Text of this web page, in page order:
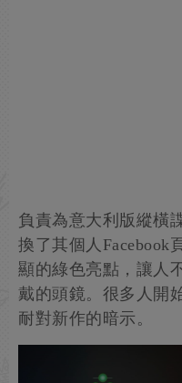
負責為意大利版縱橫
換了其個人Facebook
顯的綠色亮點，讓人
戴的頭鏡。很多人開
耐對新作的暗示。